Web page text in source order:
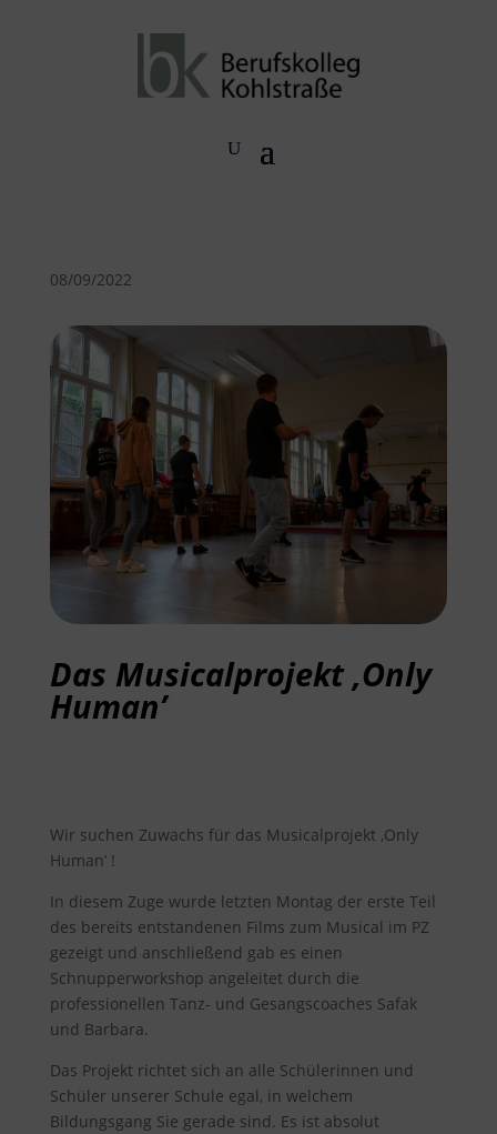
08/09/2022
Das Musicalprojekt ,Only
Human’
Wir suchen Zuwachs für das Musicalprojekt ,Only
Human’ !
In diesem Zuge wurde letzten Montag der erste Teil
des bereits entstandenen Films zum Musical im PZ
gezeigt und anschließend gab es einen
Schnupperworkshop angeleitet durch die
professionellen Tanz- und Gesangscoaches Safak
und Barbara.
Das Projekt richtet sich an alle Schülerinnen und
Schüler unserer Schule egal, in welchem
Bildungsgang Sie gerade sind. Es ist absolut